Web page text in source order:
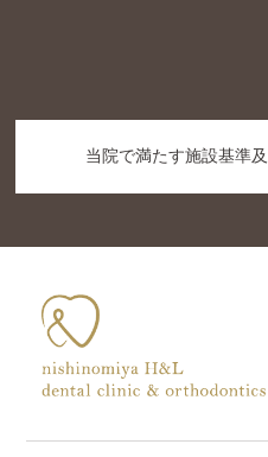
当院で満たす施設基準